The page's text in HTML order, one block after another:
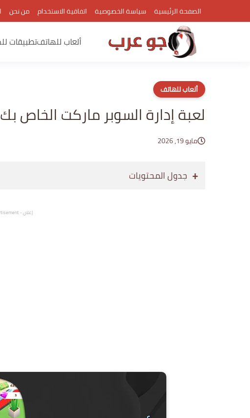
الصفحة الرئيسية سياسة الخصوصية اتفاقية الاستخدام من نحن
ألعاب للهاتفتطبيقات
ألعاب للهاتف
لعبة إدارة السوبر ماركت الخاص
مايو 19, 2026
جدول المحتويات
إعلان - Advertisement